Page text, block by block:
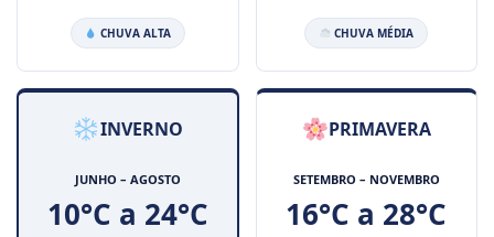
CHUVA ALTA CHUVA MÉDIA
INVERNO
JUNHO – AGOSTO
10°C a 24°C
PRIMAVERA
SETEMBRO – NOVEMBRO
16°C a 28°C